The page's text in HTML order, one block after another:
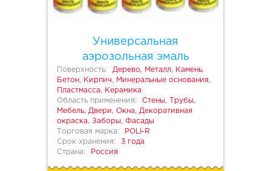
Универсальная
аэрозольная эмаль
Поверхность:
Дерево, Металл, Камень,
Бетон, Кирпич, Минеральные основания,
Пластмасса, Керамика
Область применения:
Стены, Трубы,
Мебель, Двери, Окна, Декоративная
окраска, Заборы, Фасады
Торговая марка:
POLI-R
Срок хранения:
3 года
Страна:
Россия